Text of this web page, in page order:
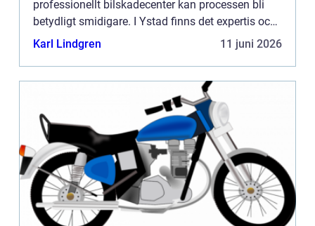
professionellt bilskadecenter kan processen bli
betydligt smidigare. I Ystad finns det expertis och
service som kan hantera allt från...
Karl Lindgren 11 juni 2026